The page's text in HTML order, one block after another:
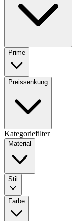
Prime
Preissenkung
Kategoriefilter
Material
Stil
Farbe